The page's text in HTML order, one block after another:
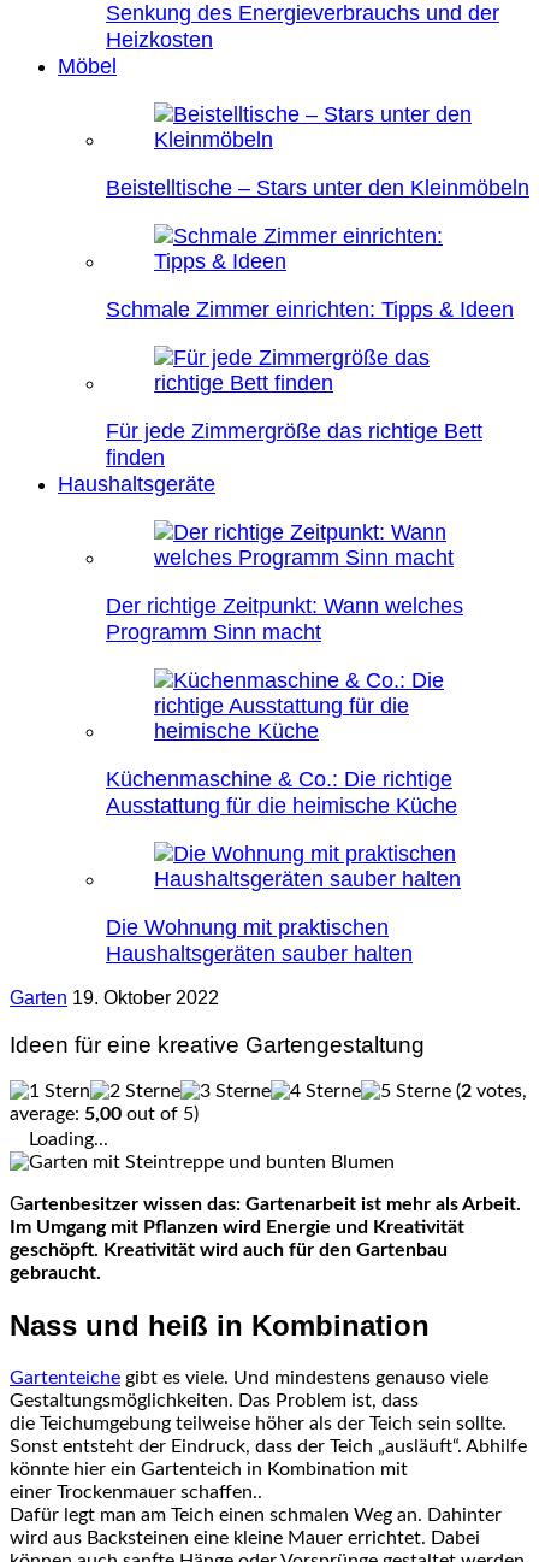
Senkung des Energieverbrauchs und der
Heizkosten
Möbel
Beistelltische – Stars unter den Kleinmöbeln
Schmale Zimmer einrichten: Tipps & Ideen
Für jede Zimmergröße das richtige Bett
finden
Haushaltsgeräte
Der richtige Zeitpunkt: Wann welches
Programm Sinn macht
Küchenmaschine & Co.: Die richtige
Ausstattung für die heimische Küche
Die Wohnung mit praktischen
Haushaltsgeräten sauber halten
Garten 19. Oktober 2022
Ideen für eine kreative Gartengestaltung
(2 votes,
average: 5,00 out of 5)
Loading...
Gartenbesitzer wissen das: Gartenarbeit ist mehr als Arbeit.
Im Umgang mit Pflanzen wird Energie und Kreativität
geschöpft. Kreativität wird auch für den Gartenbau
gebraucht.
Nass und heiß in Kombination
Gartenteiche gibt es viele. Und mindestens genauso viele
Gestaltungsmöglichkeiten. Das Problem ist, dass
die Teichumgebung teilweise höher als der Teich sein sollte.
Sonst entsteht der Eindruck, dass der Teich „ausläuft“. Abhilfe
könnte hier ein Gartenteich in Kombination mit
einer Trockenmauer schaffen..
Dafür legt man am Teich einen schmalen Weg an. Dahinter
wird aus Backsteinen eine kleine Mauer errichtet. Dabei